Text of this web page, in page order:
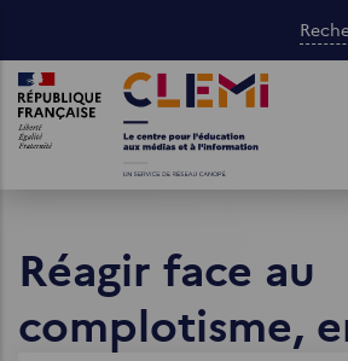
contenu
principal
Images Images
Réagir face au
complotisme,